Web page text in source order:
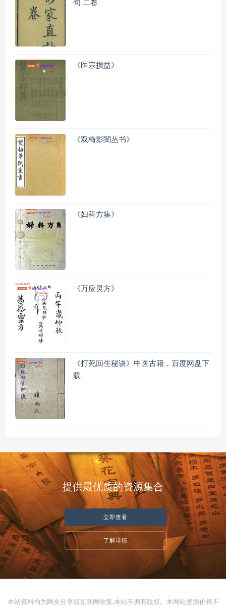
句 二卷
《医宗损益》
《双梅影闇丛书》
《妇科方集》
《万应灵方》
《打死回生秘诀》中医古籍，百度网盘下
载
提供最优质的资源集合
立即查看
了解详情
本站资料均为网友分享或互联网收集,本站不拥有版权。本网站资源价格不